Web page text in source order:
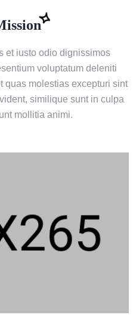
et iusto odio dignissimos
voluptatum deleniti
quas molestias excepturi sint
similique sunt in culpa
mollitia animi.